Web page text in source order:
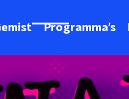
Programma's